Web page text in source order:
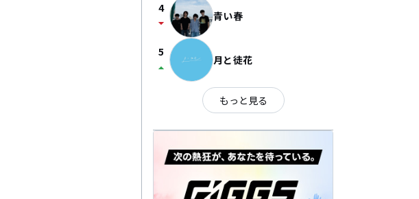
4
arrow_drop_down 青い春
5
arrow_drop_up 月と徒花
もっと見る